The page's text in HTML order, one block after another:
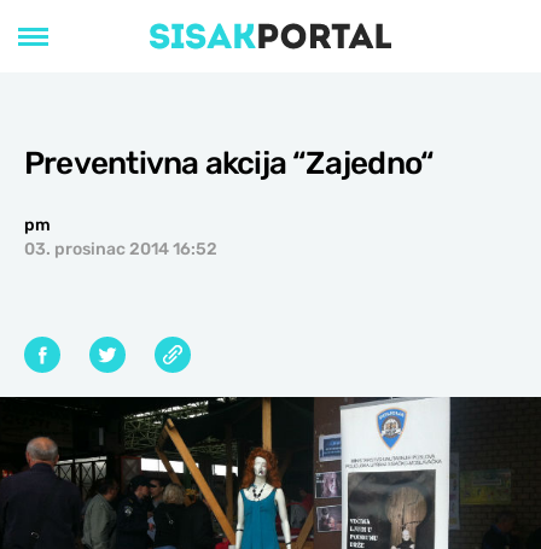
Preventivna akcija “Zajedno“
pm
03. prosinac 2014 16:52